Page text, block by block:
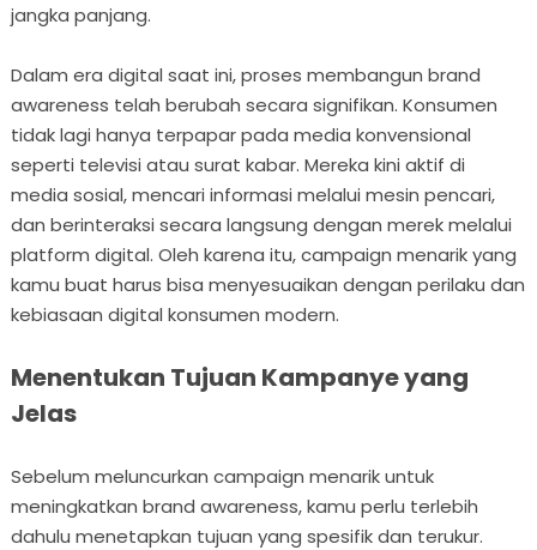
jangka panjang.
Dalam era digital saat ini, proses membangun brand
awareness telah berubah secara signifikan. Konsumen
tidak lagi hanya terpapar pada media konvensional
seperti televisi atau surat kabar. Mereka kini aktif di
media sosial, mencari informasi melalui mesin pencari,
dan berinteraksi secara langsung dengan merek melalui
platform digital. Oleh karena itu, campaign menarik yang
kamu buat harus bisa menyesuaikan dengan perilaku dan
kebiasaan digital konsumen modern.
Menentukan Tujuan Kampanye yang
Jelas
Sebelum meluncurkan campaign menarik untuk
meningkatkan brand awareness, kamu perlu terlebih
dahulu menetapkan tujuan yang spesifik dan terukur.